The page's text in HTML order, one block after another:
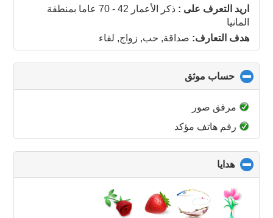
collapse
contents
اريد التعرف على :ذكر الأعمار 42 - 70 عاما
بمنطقة
المانيا
هدف التعارف: صداقة, حب, زواج, لقاء
حساب موثق
to
مرفق صور
رقم هاتف مؤكد
هدايا
to
collapse
contents